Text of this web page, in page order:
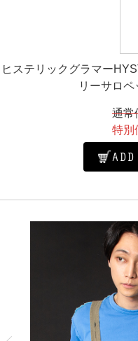
ヒステリックグラマー
リーサロ
通常
特別